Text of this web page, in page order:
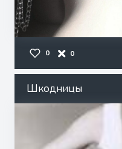
0 0
Шкодницы